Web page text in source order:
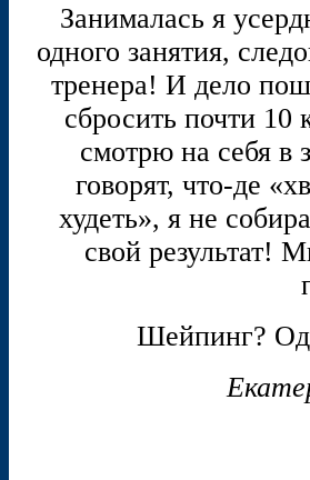
Занималась я
одного занятия,
тренера! И дело
сбросить почти 10
смотрю на себя в
говорят, что-де
худеть», я не
свой результат!
Шейпинг?